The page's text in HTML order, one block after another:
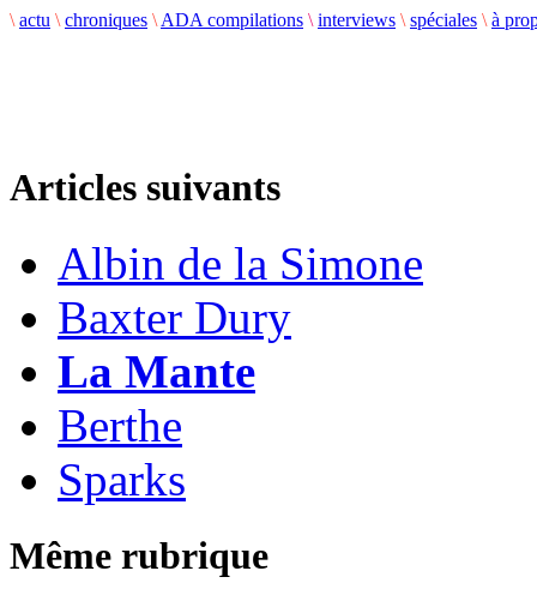
\ actu \ chroniques \ ADA compilations \ interviews \ spéciales \ à
Articles suivants
Albin de la Simone
Baxter Dury
La Mante
Berthe
Sparks
Même rubrique